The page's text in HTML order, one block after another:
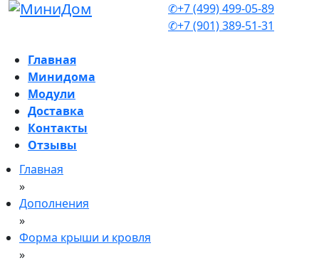
✆+7 (499) 499-05-89
✆+7 (901) 389-51-31
Главная
Минидома
Модули
Доставка
Контакты
Отзывы
Главная
»
Дополнения
»
Форма крыши и кровля
»